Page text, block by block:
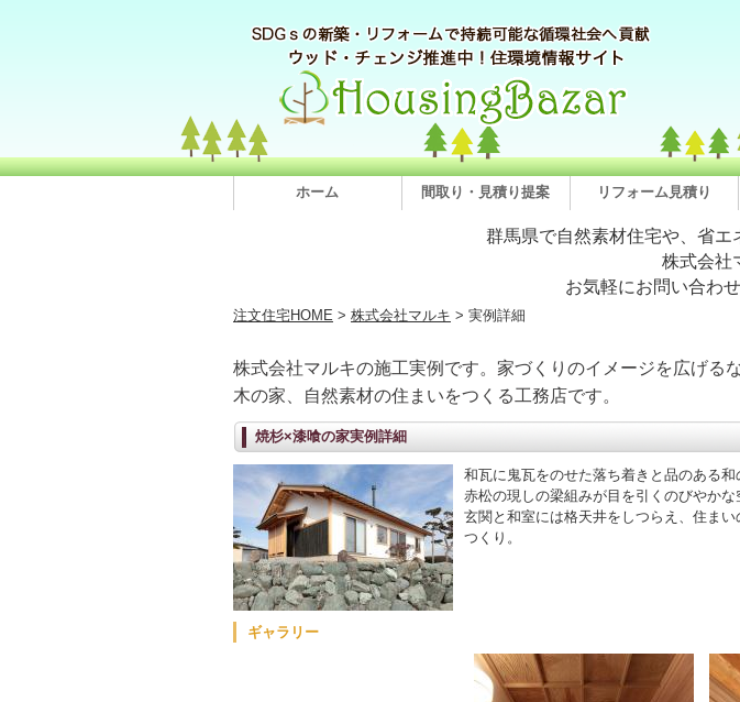
ホーム 間取り・見積り提案 リフォーム見積り
群馬県で自然素材住宅や、省
株式会社
お気軽にお問い合わ
注文住宅HOME > 株式会社マルキ > 実例詳細
株式会社マルキの施工実例です。家づくりのイメージを広げ
木の家、自然素材の住まいをつくる工務店です。
焼杉×漆喰の家実例詳細
和瓦に鬼瓦をのせた落ち着きと品のある和
赤松の現しの梁組みが目を引くのびやかな
玄関と和室には格天井をしつらえ、住ま
つくり。
ギャラリー